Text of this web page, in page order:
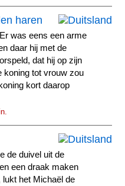
haren
was eens een arme
daar hij met de
dat hij op zijn
koning tot vrouw zou
kort daarop
de duivel uit de
een draak maken
lukt het Michaël de